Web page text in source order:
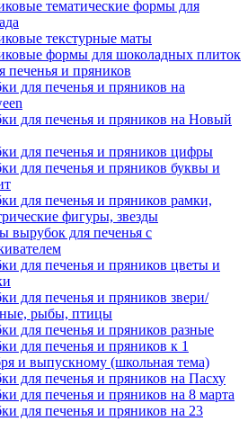
тематические формы для
текстурные маты
формы для шоколадных плиток
печенья и пряников
для печенья и пряников на
для печенья и пряников на Новый
для печенья и пряников цифры
для печенья и пряников буквы и
для печенья и пряников рамки,
фигуры, звезды
вырубок для печенья с
для печенья и пряников цветы и
для печенья и пряников звери/
рыбы, птицы
для печенья и пряников разные
для печенья и пряников к 1
и выпускному (школьная тема)
для печенья и пряников на Пасху
для печенья и пряников на 8 марта
для печенья и пряников на 23